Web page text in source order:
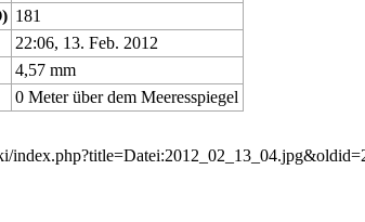
181
22:06, 13. Feb. 2012
4,57 mm
0 Meter über dem Meeresspiegel